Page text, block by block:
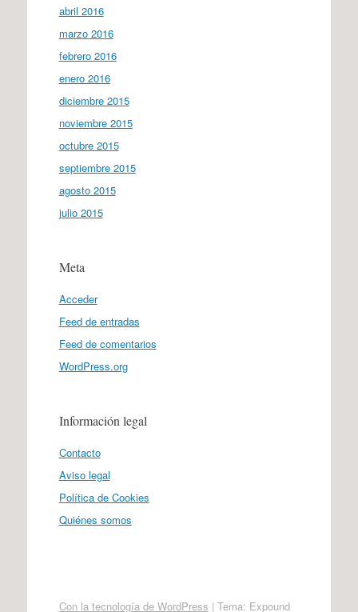
abril 2016
marzo 2016
febrero 2016
enero 2016
diciembre 2015
noviembre 2015
octubre 2015
septiembre 2015
agosto 2015
julio 2015
Meta
Acceder
Feed de entradas
Feed de comentarios
WordPress.org
Información legal
Contacto
Aviso legal
Política de Cookies
Quiénes somos
Con la tecnología de WordPress | Tema: Expound